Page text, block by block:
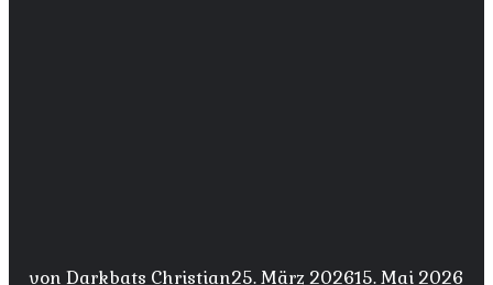
von Darkbats Christian25. März 202615. Mai 2026